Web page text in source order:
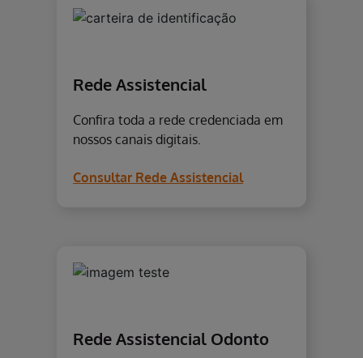
Rede Assistencial
Confira toda a rede credenciada em
nossos canais digitais.
Consultar Rede Assistencial
Rede Assistencial Odonto